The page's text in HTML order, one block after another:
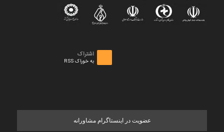
اشتراک
به خوراک RSS
عضویت در اینستاگرام مشاورانه